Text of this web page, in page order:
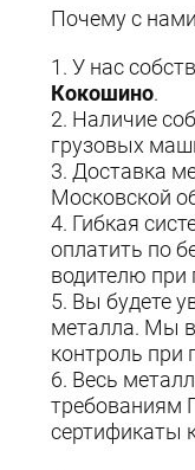
Почему с
1. У нас
Кокошино.
2. Наличие
грузовых
3. Доставка
Московской
4. Гибкая
оплатить по
водителю при
5. Вы будете
металла. Мы
контроль при
6. Весь
требованиям
сертификаты